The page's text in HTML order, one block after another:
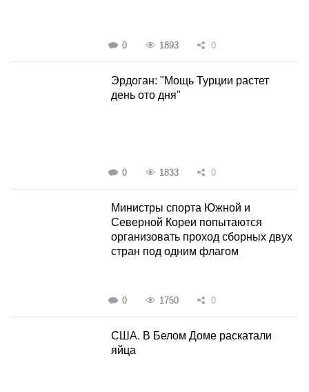
0 1893 0
Эрдоган: "Мощь Турции растет
день ото дня"
0 1833 0
Министры спорта Южной и
Северной Кореи попытаются
организовать проход сборных двух
стран под одним флагом
0 1750 0
США. В Белом Доме раскатали
яйца